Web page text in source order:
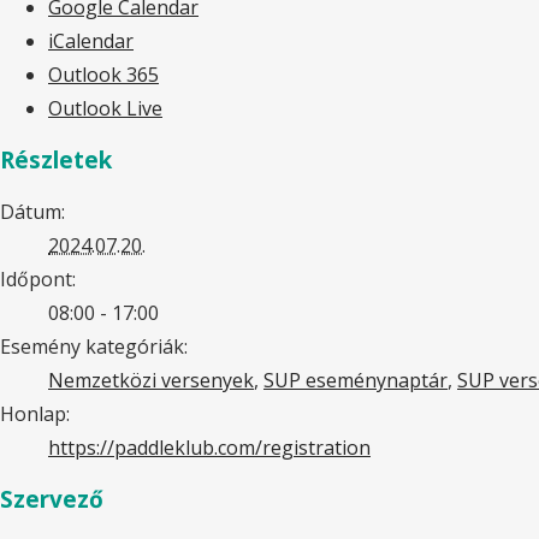
Google Calendar
iCalendar
Outlook 365
Outlook Live
Részletek
Dátum:
2024.07.20.
Időpont:
08:00 - 17:00
Esemény kategóriák:
Nemzetközi versenyek, SUP eseménynaptár, SUP
Honlap:
https://paddleklub.com/registration
Szervező